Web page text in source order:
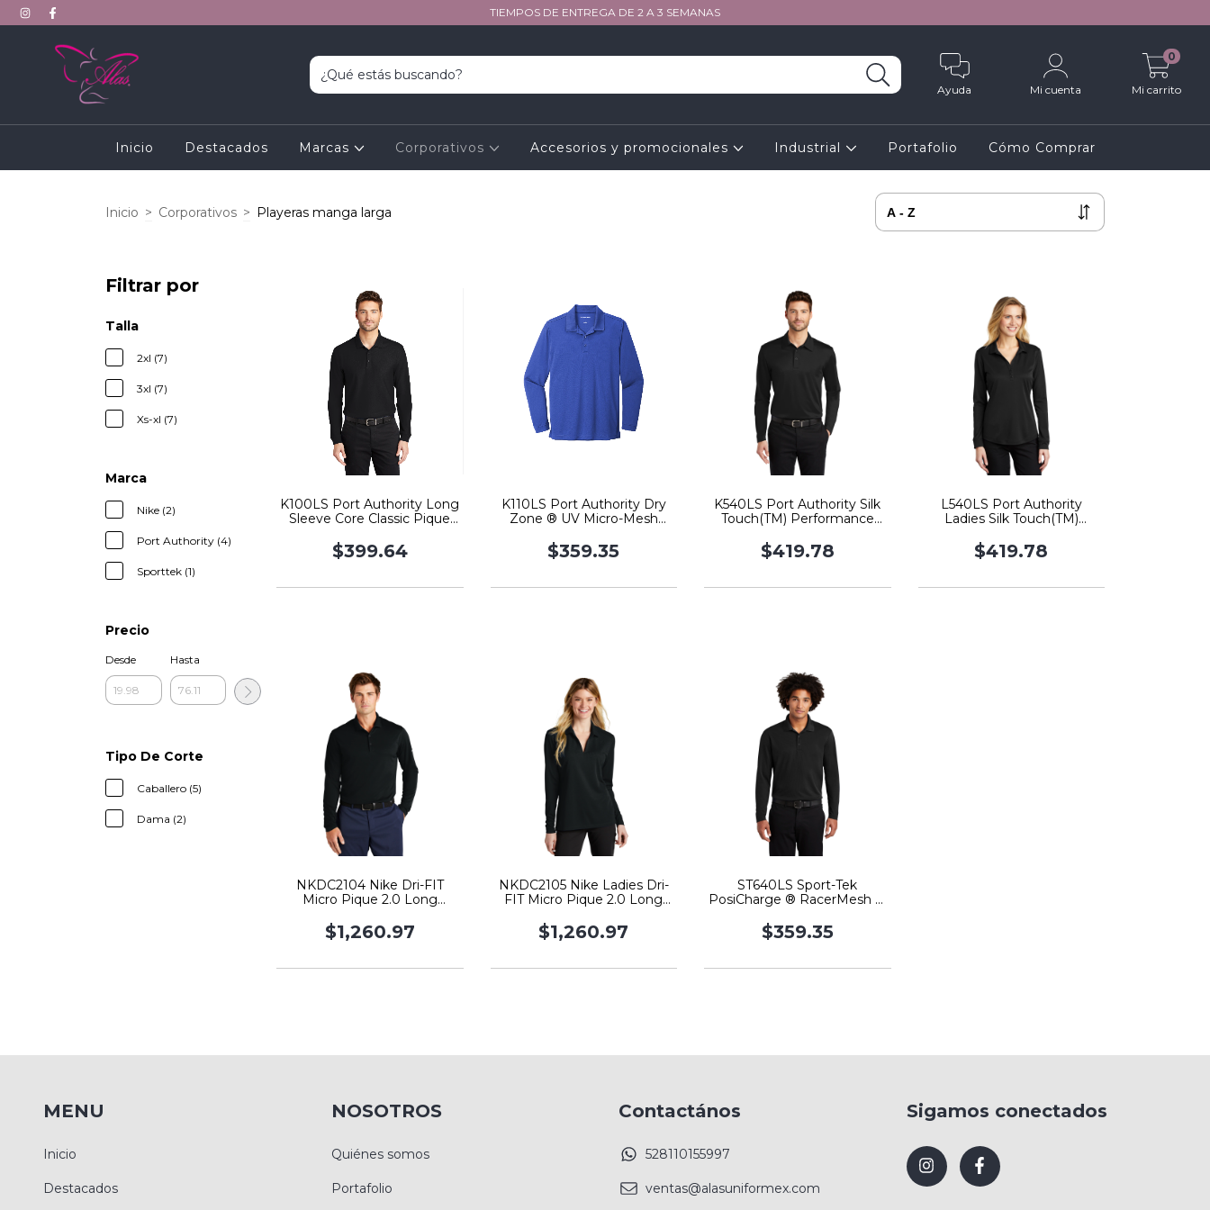
TIEMPOS DE ENTREGA DE 2 A 3 SEMANAS
Ayuda Mi cuenta Mi carrito
0
Inicio Destacados Marcas Corporativos Accesorios y promocionales Industrial Portafolio Cómo Comprar
Inicio > Corporativos > Playeras manga larga
Filtrar por
Talla
2xl (7)
3xl (7)
Xs-xl (7)
Marca
Nike (2)
Port Authority (4)
Sporttek (1)
Precio
Desde Hasta
Tipo De Corte
Caballero (5)
Dama (2)
K100LS Port Authority Long
Sleeve Core Classic Pique
$399.64
K110LS Port Authority Dry
Zone ® UV Micro-Mesh
$359.35
K540LS Port Authority Silk
Touch(TM) Performance
$419.78
L540LS Port Authority
Ladies Silk Touch(TM)
Polo
$419.78
NKDC2104 Nike Dri-FIT
Micro Pique 2.0 Long
$1,260.97
NKDC2105 Nike Ladies Dri-
FIT Micro Pique 2.0 Long
$1,260.97
ST640LS Sport-Tek
PosiCharge ® RacerMesh ®
$359.35
MENU
Inicio
Destacados
NOSOTROS
Quiénes somos
Portafolio
Contactános
528110155997
ventas@alasuniformex.com
Sigamos conectados